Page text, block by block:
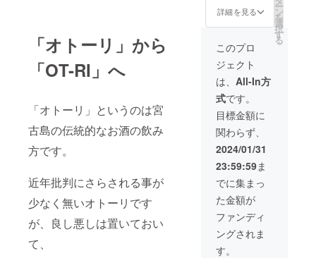
「オ トーリ」から
「OT-RI」へ
「オトーリ」というのは宮
古島の伝統的なお酒の飲み
方です。
近年批判にさらされる事が
少なく無いオトーリです
が、良し悪しは置いておい
て、
ば、食
後に最
高の星
空を独
占でき
ます。 ︎
提供方
法 購入
して頂
いた方
が宮古
島に来
て頂い
た際に
日程を
調整し
て実施
いたし
ましま
す。 ※
お飲み
リー）
にてお
礼の意
を込め
てご支
援いた
だいた
企業様
の社名
や個人
名をご
紹介致
しま
す。 ※
写真は
イメー
ジで
す。 ※
サイズ
は画像
を参考
面“】 料
理学会
に使用
する動
画と
YouTub
e動画エ
ンド
ロール
に「御
社名や
個人
名、ロ
ゴ」を
掲載し
ます。
また、
SNS(Fa
cebook
、イン
スタグ
詳細を見る ー
ン
を
選
択
す
る
このプロ
ジェクト
は、 All-In方
式です。
目標金額に
関わらず、
2024/01/31
23:59:59ま
でに集まっ
た金額が
ファンディ
ングされま
す。